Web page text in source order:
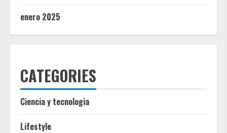
enero 2025
CATEGORIES
Ciencia y tecnologia
Lifestyle